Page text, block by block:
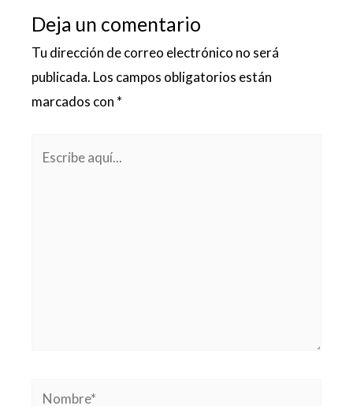
Deja un comentario
Tu dirección de correo electrónico no será
publicada. Los campos obligatorios están
marcados con *
Nombre*